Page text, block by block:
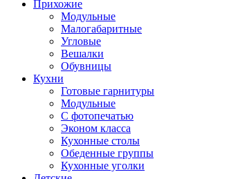
Прихожие
Модульные
Малогабаритные
Угловые
Вешалки
Обувницы
Кухни
Готовые гарнитуры
Модульные
С фотопечатью
Эконом класса
Кухонные столы
Обеденные группы
Кухонные уголки